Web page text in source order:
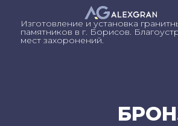
Изготовление и установка
памятников в г. Борисов.
мест захоронений.